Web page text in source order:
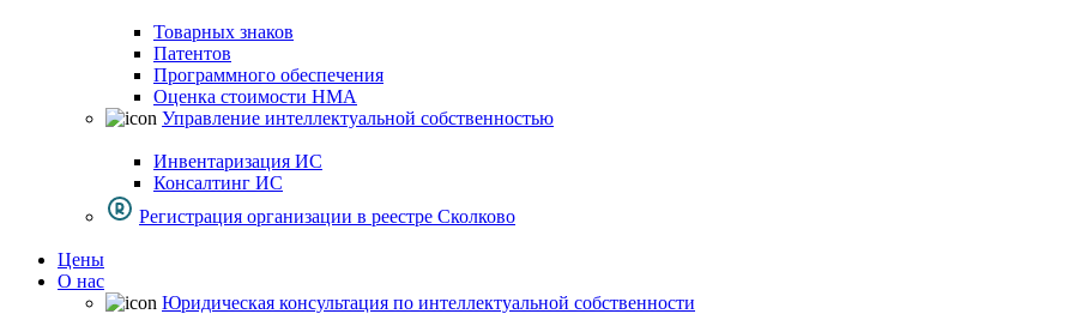
Товарных знаков
Патентов
Программного обеспечения
Оценка стоимости НМА
Управление интеллектуальной собственностью
Инвентаризация ИС
Консалтинг ИС
Регистрация организации в реестре Сколково
Цены
О нас
Юридическая консультация по интеллектуальной собственности